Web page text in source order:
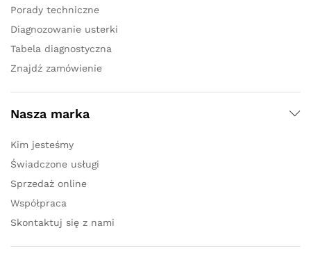
Porady techniczne
Diagnozowanie usterki
Tabela diagnostyczna
Znajdź zamówienie
Nasza marka
Kim jesteśmy
Świadczone usługi
Sprzedaż online
Współpraca
Skontaktuj się z nami